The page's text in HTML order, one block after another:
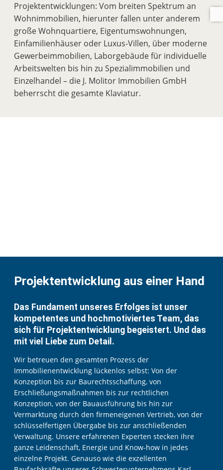
Projektentwicklungen: Vom breiten Spektrum an
Wohnimmobilien, hierunter fallen unter anderem
große Wohnquartiere, Eigentumswohnungen,
Einfamilienhäuser oder Luxus-Villen, über moderne
Gewerbeimmobilien, Laborgebäude für individuelle
Arbeitswelten bis hin zu Spezialimmobilien und
Einzelhandel – die J. Molitor Immobilien GmbH
beherrscht die gesamte Klaviatur.
Projektentwicklung aus einer Hand
Das Fundament unseres Erfolges ist unser
kompetentes und hochmotiviertes Team, das
sich für Projektentwicklung begeistert. Und das
mit viel Liebe zum Detail.
Wir betreuen den gesamten Prozess der
Immobilienentwicklung lückenlos selbst: Von der
Konzeption bis zur Baurechtsschaffung, von
Erschließungsmaßnahmen bis zur rechtlichen
Konzeption, von der Bauausführung bis hin zur
Vermarktung durch den firmeneigenen Vertrieb, von der
schlüsselfertigen Übergabe bis zur anschließenden
Verwaltung. Unsere erfahrenen Experten stecken ihre
ganze Leidenschaft, Energie und Know-how in jedes
einzelne Projekt. Genauso wie die exzellenten